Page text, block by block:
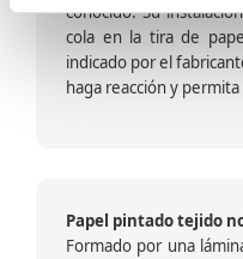
conocido. Su
cola en la tira de
indicado por el
haga reacción y
Papel pintado tejido
Formado por una